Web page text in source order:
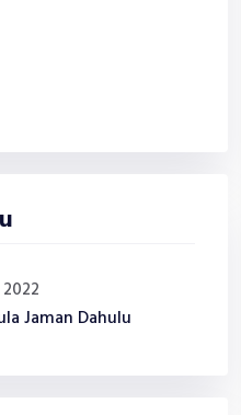
Jaman Dahulu